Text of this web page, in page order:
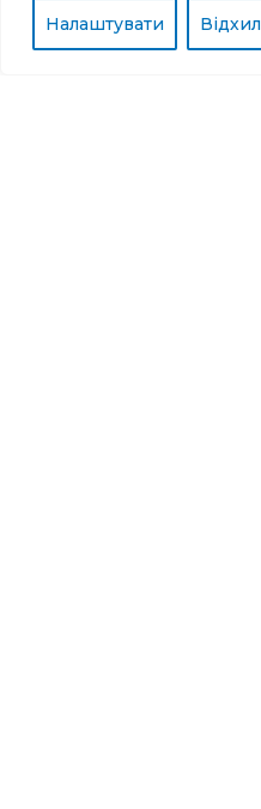
Налаштувати
4. Стратегічні світові